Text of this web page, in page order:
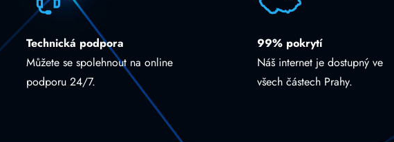
Technická podpora
Můžete se spolehnout na online
podporu 24/7.
99% pokrytí
Náš internet je dostupný ve
všech částech Prahy.